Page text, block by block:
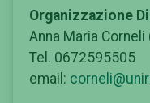
Organizzazione
Anna Maria Corneli
Tel. 0672595505
email: